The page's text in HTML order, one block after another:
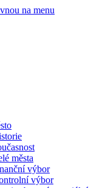
na menu
města
výbor
výbor